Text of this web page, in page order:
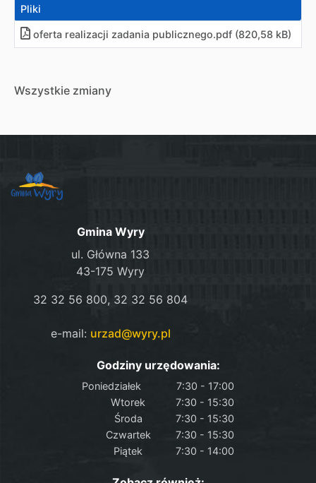
Pliki
oferta realizacji zadania publicznego.pdf (820,58 kB)
Wszystkie zmiany
Gmina Wyry
ul. Główna 133
43-175 Wyry
32 32 56 800, 32 32 56 804
e-mail: urzad@wyry.pl
Godziny urzędowania:
Poniedziałek
7:30 - 17:00
Wtorek
7:30 - 15:30
Środa
7:30 - 15:30
Czwartek
7:30 - 15:30
Piątek
7:30 - 14:00